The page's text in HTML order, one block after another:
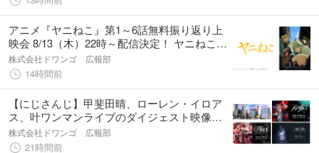
アニメ『ヤニねこ』第1～6話無料振り返り上
映会 8/13（木）22時～配信決定！ ヤニねこ
役・夏吉ゆうこのサイン入り台本が当たる プ
レゼントキャンペーンを実施
株式会社ドワンゴ 広報部
14時間前
【にじさんじ】甲斐田晴、ローレン・イロア
ス、叶ワンマンライブのダイジェスト映像を
新宿・渋谷・池袋の大型ビジョンで8/7より放
映決定
株式会社ドワンゴ 広報部
21時間前